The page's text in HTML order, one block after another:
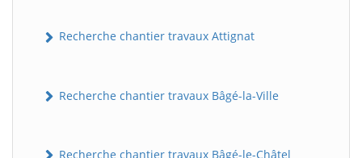
Recherche chantier travaux Attignat
Recherche chantier travaux Bâgé-la-Ville
Recherche chantier travaux Bâgé-le-Châtel